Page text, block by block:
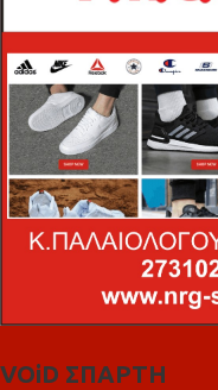
VOiD ΣΠΑΡΤΗ